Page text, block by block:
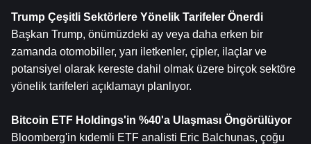
Trump Çeşitli Sektörlere Yönelik Tarifeler Önerdi
Başkan Trump, önümüzdeki ay veya daha erken bir
zamanda otomobiller, yarı iletkenler, çipler, ilaçlar ve
potansiyel olarak kereste dahil olmak üzere birçok sektöre
yönelik tarifeleri açıklamayı planlıyor.
Bitcoin ETF Holdings'in %40'a Ulaşması Öngörülüyor
Bloomberg'in kıdemli ETF analisti Eric Balchunas, çoğu